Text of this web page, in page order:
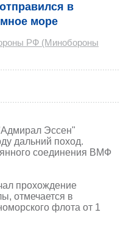
в
море
РФ (Минобороны
Эссен"
дальний поход.
соединения ВМФ
прохождение
отмечается в
флота от 1